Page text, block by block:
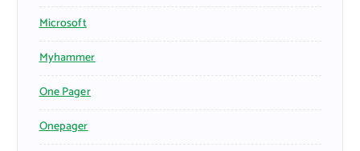
Microsoft
Myhammer
One Pager
Onepager